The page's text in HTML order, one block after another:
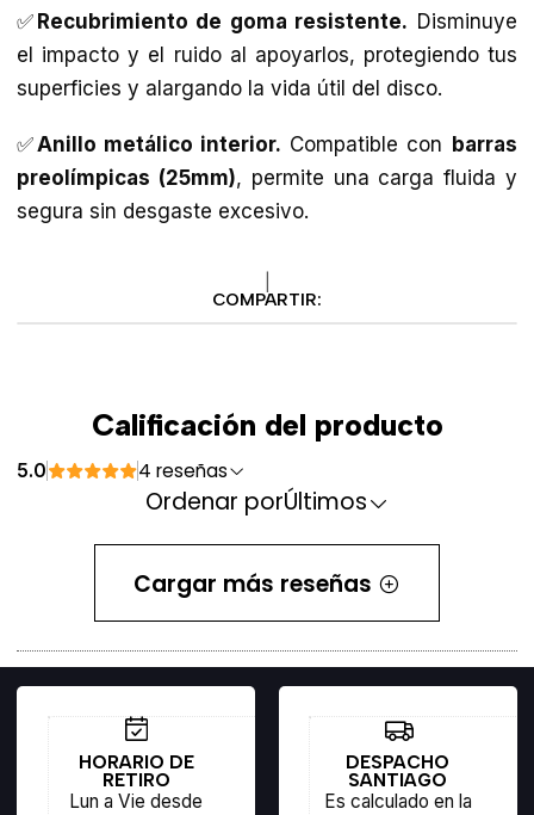
✅ Recubrimiento de goma resistente. Disminuye
el impacto y el ruido al apoyarlos, protegiendo tus
superficies y alargando la vida útil del disco.
✅Anillo metálico interior. Compatible con barras
preolímpicas (25mm), permite una carga fluida y
segura sin desgaste excesivo.
COMPARTIR:
Calificación del producto
5.0 4 reseñas
Ordenar porÚltimos
Cargar más reseñas
HORARIO DE
RETIRO
Lun a Vie desde
DESPACHO
SANTIAGO
Es calculado en la